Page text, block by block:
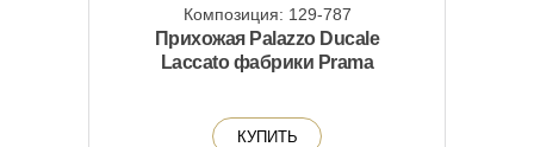
Композиция: 129-787
Прихожая Palazzo Ducale
Laccato фабрики Prama
КУПИТЬ